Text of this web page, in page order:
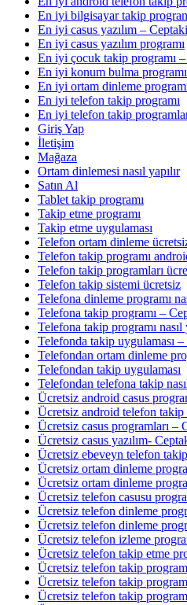
En iyi bilgisayar takip
En iyi casus yazılım –
En iyi casus yazılım programı
En iyi çocuk takip programı
En iyi konum bulma programı
En iyi ortam dinleme
En iyi telefon takip programı
En iyi telefon takip
Giriş Yap
İletişim
Mağaza
Ortam dinlemesi nasıl yapılır
Satın Al
Tablet takip programı
Takip etme programı
Takip etme uygulaması
Telefon ortam dinleme
Telefon takip programı
Telefon takip programları
Telefon takip sistemi ücretsiz
Telefona dinleme programı
Telefona takip programı –
Telefona takip programı
Telefonda takip uygulaması
Telefondan ortam dinleme
Telefondan takip uygulaması
Telefondan telefona takip
Ücretsiz android casus
Ücretsiz android telefon takip
Ücretsiz casus programları –
Ücretsiz casus yazılım-
Ücretsiz ebeveyn telefon
Ücretsiz ortam dinleme
Ücretsiz ortam dinleme
Ücretsiz telefon casusu
Ücretsiz telefon dinleme
Ücretsiz telefon dinleme
Ücretsiz telefon izleme
Ücretsiz telefon takip etme
Ücretsiz telefon takip
Ücretsiz telefon takip
Ücretsiz telefon takip